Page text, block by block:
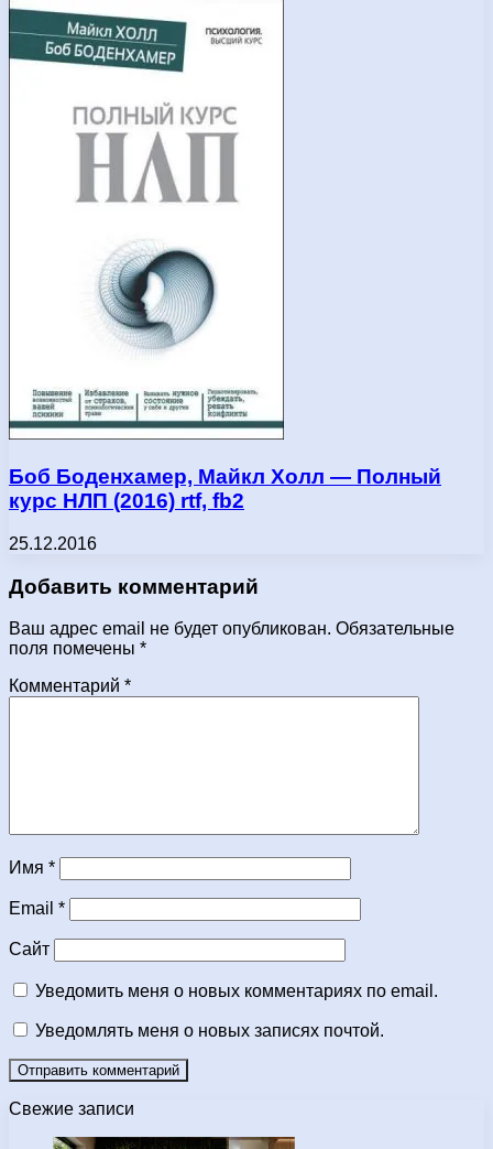
Боб Боденхамер, Майкл Холл — Полный
курс НЛП (2016) rtf, fb2
25.12.2016
Добавить комментарий
Ваш адрес email не будет опубликован. Обязательные
поля помечены *
Комментарий *
Имя *
Email *
Сайт
Уведомить меня о новых комментариях по email.
Уведомлять меня о новых записях почтой.
Свежие записи